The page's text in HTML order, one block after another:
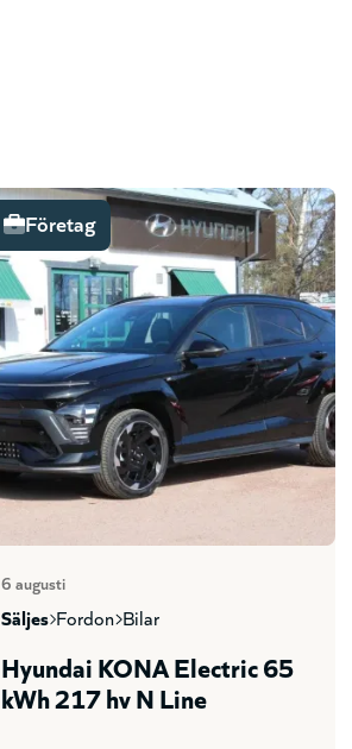
Företag
6 augusti
säljes fordon bilar
Hyundai KONA Electric 65
kWh 217 hv N Line